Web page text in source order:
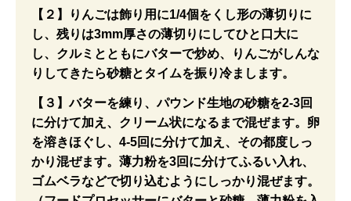
【２】りんごは飾り用に1/4個をくし形の薄切りに
し、残りは3mm厚さの薄切りにしてひと口大に
し、クルミとともにバターで炒め、りんごがしんな
りしてきたら砂糖とタイムを振り冷まします。
【３】バターを練り、パウンド生地の砂糖を2-3回
に分けて加え、クリーム状になるまで混ぜます。卵
を溶きほぐし、4-5回に分けて加え、その都度しっ
かり混ぜます。薄力粉を3回に分けてふるい入れ、
ゴムベラなどで切り込むようにしっかり混ぜます。